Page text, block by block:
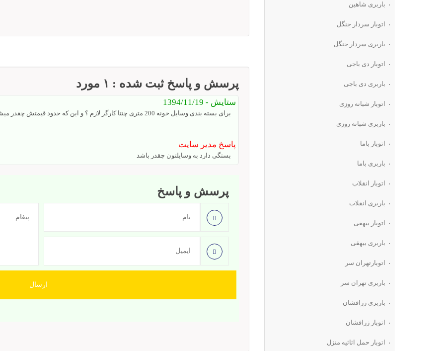
پرسش و پاسخ ثبت شده : ۱ مورد
ستایش - 1394/11/19
برای بسته بندی وسایل خونه 200 متری چنتا کارگر لازم ؟ و این که حدود قیمتش چقدر میشه ؟
پاسخ مدیر سایت
بستگی دارد به وسایلتون چقدر باشد
پرسش و پاسخ
باربری شاهین
اتوبار سردار جنگل
باربری سردار جنگل
اتوبار دی باجی
باربری دی باجی
اتوبار شبانه روزی
باربری شبانه روزی
اتوبار باما
باربری باما
اتوبار انقلاب
باربری انقلاب
اتوبار بیهقی
باربری بیهقی
اتوبارتهران سر
باربری تهران سر
باربری زرافشان
اتوبار زرافشان
اتوبار حمل اثاثیه منزل